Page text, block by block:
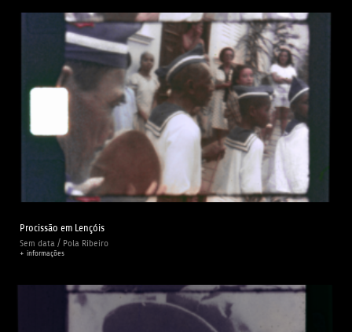
Procissão em Lençóis
Sem data / Pola Ribeiro
+ informações